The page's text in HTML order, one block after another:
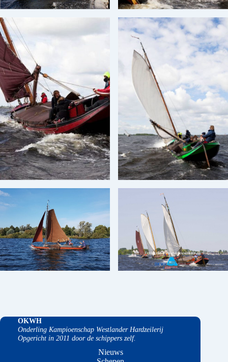
OKWH
Onderling Kampioenschap Westlander Hardzeilerij
Opgericht in 2011 door de schippers zelf.
Nieuws